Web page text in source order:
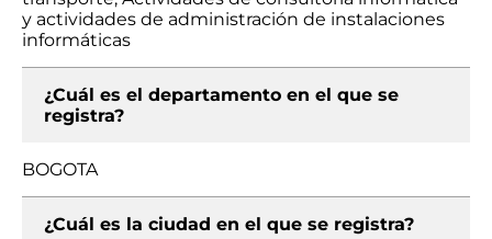
y actividades de administración de instalaciones
informáticas
¿Cuál es el departamento en el que se
registra?
BOGOTA
¿Cuál es la ciudad en el que se registra?